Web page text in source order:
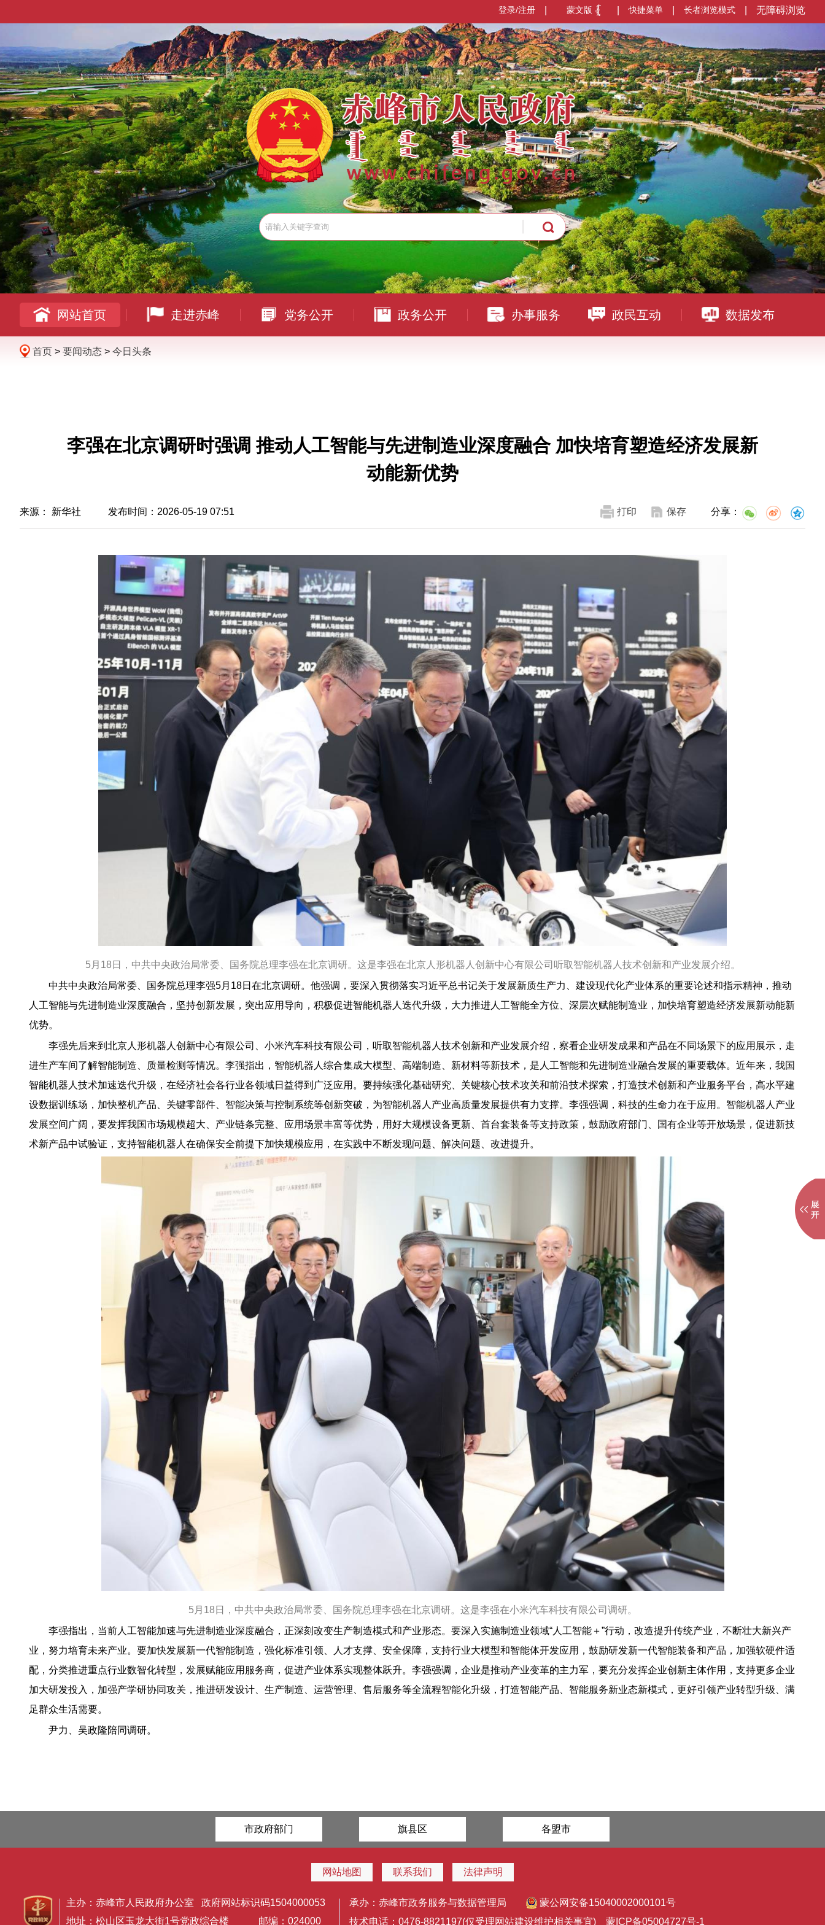
无障碍浏览
长者浏览模式
快捷菜单
蒙文版
登录/注册
网站首页 走进赤峰 党务公开 政务公开 办事服务 政民互动 数据发布
首页 > 要闻动态 > 今日头条
李强在北京调研时强调 推动人工智能与先进制造业深度融合 加快培育塑造经济发展新
动能新优势
来源： 新华社 发布时间：2026-05-19 07:51 打印 保存 分享：
5月18日，中共中央政治局常委、国务院总理李强在北京调研。这是李强在北京人形机器人创新中心有限公司听取智能机器人技术创新和产业发展介绍。
中共中央政治局常委、国务院总理李强5月18日在北京调研。他强调，要深入贯彻落实习近平总书记关于发展新质生产力、建设现代化产业体系的重要论述和指示精神，推动
人工智能与先进制造业深度融合，坚持创新发展，突出应用导向，积极促进智能机器人迭代升级，大力推进人工智能全方位、深层次赋能制造业，加快培育塑造经济发展新动能新
优势。
李强先后来到北京人形机器人创新中心有限公司、小米汽车科技有限公司，听取智能机器人技术创新和产业发展介绍，察看企业研发成果和产品在不同场景下的应用展示，走
进生产车间了解智能制造、质量检测等情况。李强指出，智能机器人综合集成大模型、高端制造、新材料等新技术，是人工智能和先进制造业融合发展的重要载体。近年来，我国
智能机器人技术加速迭代升级，在经济社会各行业各领域日益得到广泛应用。要持续强化基础研究、关键核心技术攻关和前沿技术探索，打造技术创新和产业服务平台，高水平建
设数据训练场，加快整机产品、关键零部件、智能决策与控制系统等创新突破，为智能机器人产业高质量发展提供有力支撑。李强强调，科技的生命力在于应用。智能机器人产业
发展空间广阔，要发挥我国市场规模超大、产业链条完整、应用场景丰富等优势，用好大规模设备更新、首台套装备等支持政策，鼓励政府部门、国有企业等开放场景，促进新技
术新产品中试验证，支持智能机器人在确保安全前提下加快规模应用，在实践中不断发现问题、解决问题、改进提升。
5月18日，中共中央政治局常委、国务院总理李强在北京调研。这是李强在小米汽车科技有限公司调研。
李强指出，当前人工智能加速与先进制造业深度融合，正深刻改变生产制造模式和产业形态。要深入实施制造业领域“人工智能＋”行动，改造提升传统产业，不断壮大新兴产
业，努力培育未来产业。要加快发展新一代智能制造，强化标准引领、人才支撑、安全保障，支持行业大模型和智能体开发应用，鼓励研发新一代智能装备和产品，加强软硬件适
配，分类推进重点行业数智化转型，发展赋能应用服务商，促进产业体系实现整体跃升。李强强调，企业是推动产业变革的主力军，要充分发挥企业创新主体作用，支持更多企业
加大研发投入，加强产学研协同攻关，推进研发设计、生产制造、运营管理、售后服务等全流程智能化升级，打造智能产品、智能服务新业态新模式，更好引领产业转型升级、满
足群众生活需要。
尹力、吴政隆陪同调研。
市政府部门 旗县区 各盟市
网站地图 联系我们 法律声明
主办：赤峰市人民政府办公室 政府网站标识码1504000053
地址：松山区玉龙大街1号党政综合楼 邮编：024000
承办：赤峰市政务服务与数据管理局
蒙公网安备15040002000101号
技术电话：0476-8821197(仅受理网站建设维护相关事宜) 蒙ICP备05004727号-1